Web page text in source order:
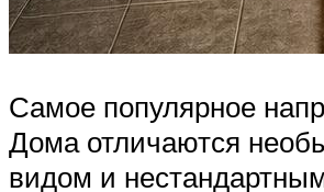
Самое популярное
Дома отличаются
видом и